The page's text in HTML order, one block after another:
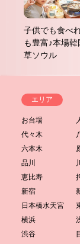
子供でも食べ
も豊富♪本場
草ソウル
エリア
お台場
代々木
六本木
品川
恵比寿
新宿
日本橋水天宮
横浜
渋谷